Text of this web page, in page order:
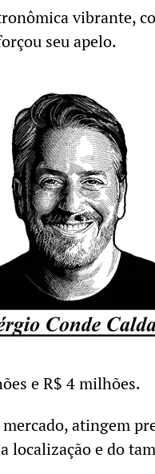
vibrante,
seu apelo.
e R$ 4 milhões.
atingem
localização e do